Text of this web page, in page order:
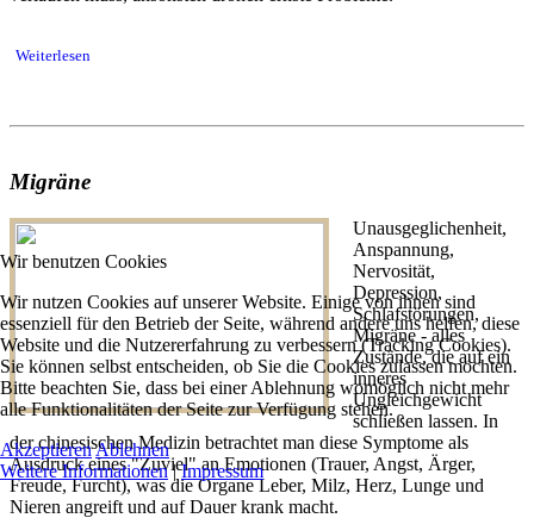
Weiterlesen
Migräne
Unausgeglichenheit,
Anspannung,
Nervosität,
Depression,
Schlafstörungen,
Migräne - alles
Zustände, die auf ein
inneres
Ungleichgewicht
schließen lassen. In
der chinesischen Medizin betrachtet man diese Symptome als
Ausdruck eines "Zuviel" an Emotionen (Trauer, Angst, Ärger,
Freude, Furcht), was die Organe Leber, Milz, Herz, Lunge und
Nieren angreift und auf Dauer krank macht.
Wir benutzen Cookies
Wir nutzen Cookies auf unserer Website. Einige von ihnen sind
essenziell für den Betrieb der Seite, während andere uns helfen, diese
Website und die Nutzererfahrung zu verbessern (Tracking Cookies).
Sie können selbst entscheiden, ob Sie die Cookies zulassen möchten.
Bitte beachten Sie, dass bei einer Ablehnung womöglich nicht mehr
alle Funktionalitäten der Seite zur Verfügung stehen.
AkzeptierenAblehnen
Weitere Informationen|Impressum